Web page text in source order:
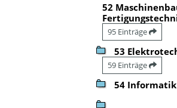
52
95 Einträge
53
59 Einträge
54 Informatik